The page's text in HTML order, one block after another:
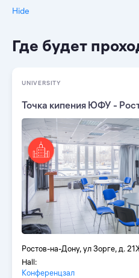
Hide
Где будет
UNIVERSITY
Точка кипения ЮФУ -
Ростов-на-Дону, ул Зорге, д.
Hall:
Конференцзал